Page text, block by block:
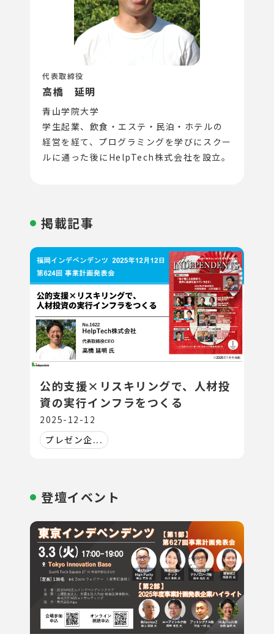
代表取締役
高橋 延明
青山学院大学
学生起業、飲食・エステ・民泊・ホテルの
経営を経て、プログラミングを学びにスクー
ルに通った後にHelpTech株式会社を設立。
掲載記事
公的支援×リスキリングで、人材投
資の実行インフラをつくる
2025-12-12
プレゼン企...
登壇イベント